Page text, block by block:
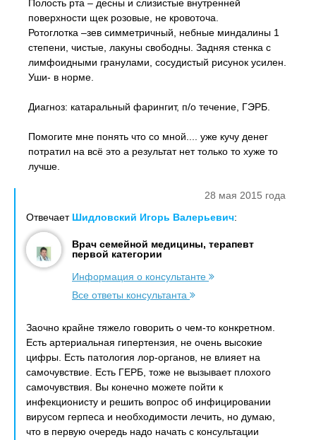
Полость рта – десны и слизистые внутренней
поверхности щек розовые, не кровоточа.
Ротоглотка –зев симметричный, небные миндалины 1
степени, чистые, лакуны свободны. Задняя стенка с
лимфоидными гранулами, сосудистый рисунок усилен.
Уши- в норме.
Диагноз: катаральный фарингит, п/о течение, ГЭРБ.
Помогите мне понять что со мной.... уже кучу денег
потратил на всё это а результат нет только то хуже то
лучше.
28 мая 2015 года
Отвечает Шидловский Игорь Валерьевич:
Врач семейной медицины, терапевт
первой категории
Информация о консультанте
Все ответы консультанта
Заочно крайне тяжело говорить о чем-то конкретном.
Есть артериальная гипертензия, не очень высокие
цифры. Есть патология лор-органов, не влияет на
самочувствие. Есть ГЕРБ, тоже не вызывает плохого
самочувствия. Вы конечно можете пойти к
инфекционисту и решить вопрос об инфицировании
вирусом герпеса и необходимости лечить, но думаю,
что в первую очередь надо начать с консультации